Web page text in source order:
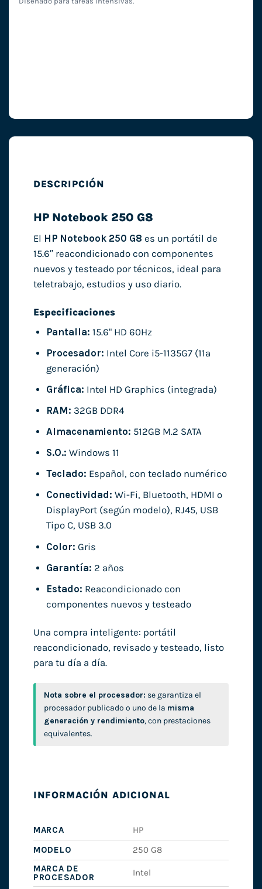
DESCRIPCIÓN
HP Notebook 250 G8
El HP Notebook 250 G8 es un portátil de
15.6″ reacondicionado con componentes
nuevos y testeado por técnicos, ideal para
teletrabajo, estudios y uso diario.
Especificaciones
Pantalla: 15.6" HD 60Hz
Procesador: Intel Core i5-1135G7 (11ª
generación)
Gráfica: Intel HD Graphics (integrada)
RAM: 32GB DDR4
Almacenamiento: 512GB M.2 SATA
S.O.: Windows 11
Teclado: Español, con teclado numérico
Conectividad: Wi-Fi, Bluetooth, HDMI o
DisplayPort (según modelo), RJ45, USB
Tipo C, USB 3.0
Color: Gris
Garantía: 2 años
Estado: Reacondicionado con
componentes nuevos y testeado
Una compra inteligente: portátil
reacondicionado, revisado y testeado, listo
para tu día a día.
Nota sobre el procesador: se garantiza el
procesador publicado o uno de la misma
generación y rendimiento, con prestaciones
equivalentes.
INFORMACIÓN ADICIONAL
MARCA
HP
MODELO
250 G8
MARCA DE
PROCESADOR
Intel